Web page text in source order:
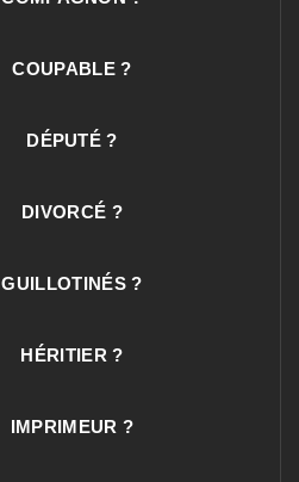
COUPABLE ?
DÉPUTÉ ?
DIVORCÉ ?
GUILLOTINÉS ?
HÉRITIER ?
IMPRIMEUR ?